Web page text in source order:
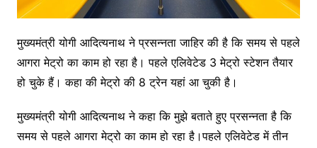
मुख्यमंत्री योगी आदित्यनाथ ने प्रसन्नता जाहिर की है कि समय से पहले
आगरा मेट्रो का काम हो रहा है। पहले एलिवेटेड 3 मेट्रो स्टेशन तैयार
हो चुके हैं। कहा की मेट्रो की 8 ट्रेन यहां आ चुकी है।
मुख्यमंत्री योगी आदित्यनाथ ने कहा कि मुझे बताते हुए प्रसन्नता है कि
समय से पहले आगरा मेट्रो का काम हो रहा है।पहले एलिवेटेड में तीन